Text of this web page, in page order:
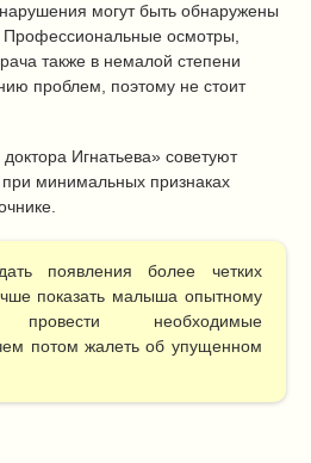
могут быть обнаружены
осмотры,
также в немалой степени
проблем, поэтому не стоит
Игнатьева» советуют
минимальных признаках
появления более четких
показать малыша опытному
провести необходимые
потом жалеть об упущенном